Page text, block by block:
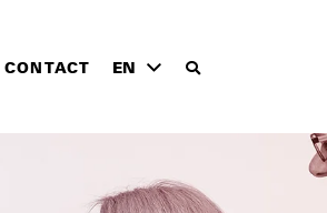
CONTACT EN